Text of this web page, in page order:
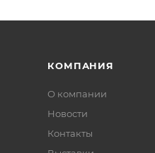
КОМПАНИЯ
О компании
Новости
Контакты